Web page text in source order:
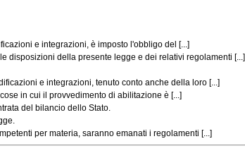
e integrazioni, è imposto l'obbligo del [...]
della presente legge e dei relativi regolamenti [...]
e integrazioni, tenuto conto anche della loro [...]
in cui il provvedimento di abilitazione è [...]
del bilancio dello Stato.
per materia, saranno emanati i regolamenti [...]